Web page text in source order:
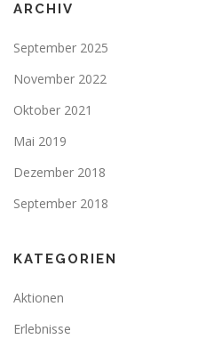
ARCHIV
September 2025
November 2022
Oktober 2021
Mai 2019
Dezember 2018
September 2018
KATEGORIEN
Aktionen
Erlebnisse